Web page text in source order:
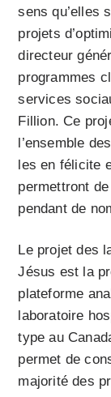
sens qu’elles
projets
directeur
programmes
services
Fillion. Ce
l’ensemble
les en félicite
permettront
pendant de
Le projet des
Jésus est la
plateforme
laboratoire
type au
permet de
majorité des